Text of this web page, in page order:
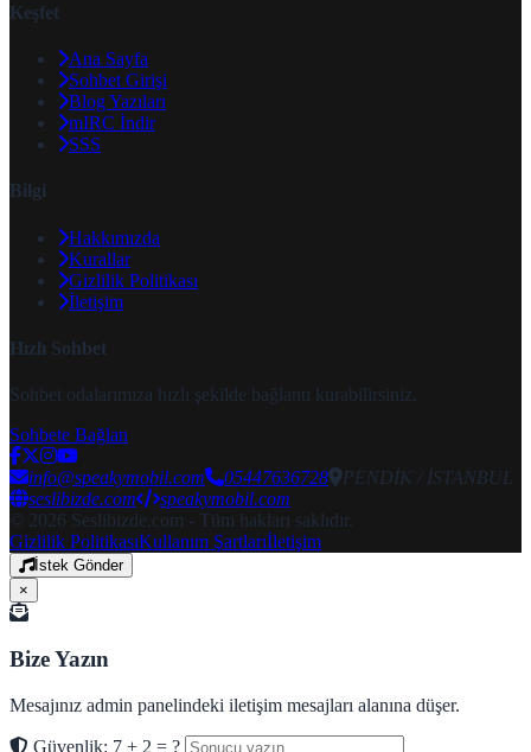
Keşfet
Ana Sayfa
Sohbet Girişi
Blog Yazıları
mIRC İndir
SSS
Bilgi
Hakkımızda
Kurallar
Gizlilik Politikası
İletişim
Hızlı Sohbet
Sohbet odalarımıza hızlı şekilde bağlantı kurabilirsiniz.
Sohbete Bağlan
info@speakymobil.com 05447636728
PENDİK / İSTANBUL
seslibizde.com
speakymobil.com
© 2026 Seslibizde.com - Tüm hakları saklıdır.
Gizlilik PolitikasıKullanım Şartlarıİletişim
İstek Gönder
×
Bize Yazın
Mesajınız admin panelindeki iletişim mesajları alanına düşer.
Güvenlik: 7 + 2 = ?